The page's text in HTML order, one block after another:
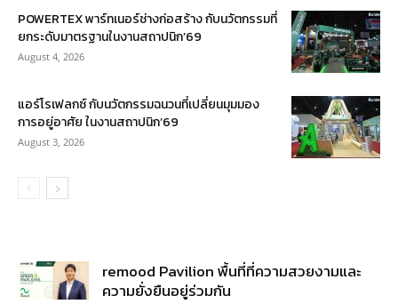
POWERTEX พาร์ทเนอร์ช่างก่อสร้าง กับนวัตกรรมที่
ยกระดับมาตรฐานในงานสถาปนิก’69
August 4, 2026
แอร์โรเฟลกซ์ กับนวัตกรรมฉนวนที่เปลี่ยนมุมมอง
การอยู่อาศัย ในงานสถาปนิก’69
August 3, 2026
remood Pavilion พื้นที่ที่ความสวยงามและ
ความยั่งยืนอยู่ร่วมกัน